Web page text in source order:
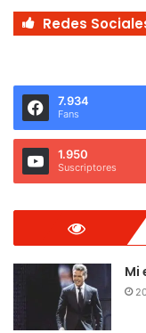
Redes
7.934
Fans
1.950
Suscriptores
Mi